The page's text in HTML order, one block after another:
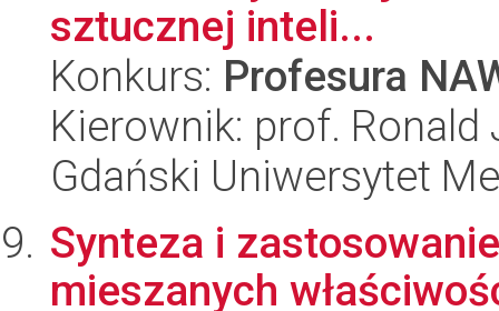
sztucznej inteli...
Konkurs: Profesura
Kierownik: prof. Ronald
Gdański Uniwersytet
Synteza i
mieszanych